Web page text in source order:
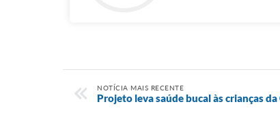
NOTÍCIA MAIS RECENTE
Projeto leva saúde bucal às crianças